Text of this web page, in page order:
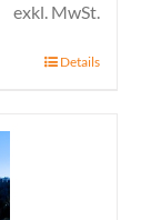
exkl. MwSt.
Details